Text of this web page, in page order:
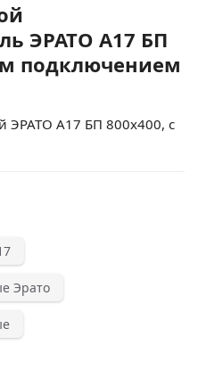
ЭРАТО А17 БП
подключением
ЭРАТО А17 БП 800x400, с
Эрато